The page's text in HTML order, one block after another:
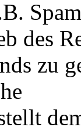
des
zu